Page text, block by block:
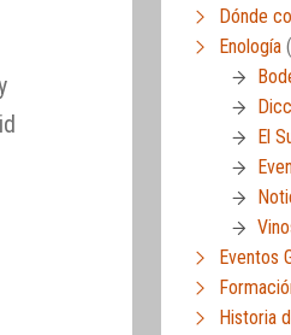
Dónde
Enología
El
Eventos
Historia